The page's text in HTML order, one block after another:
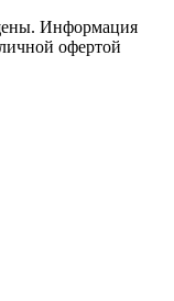
Информация
офертой